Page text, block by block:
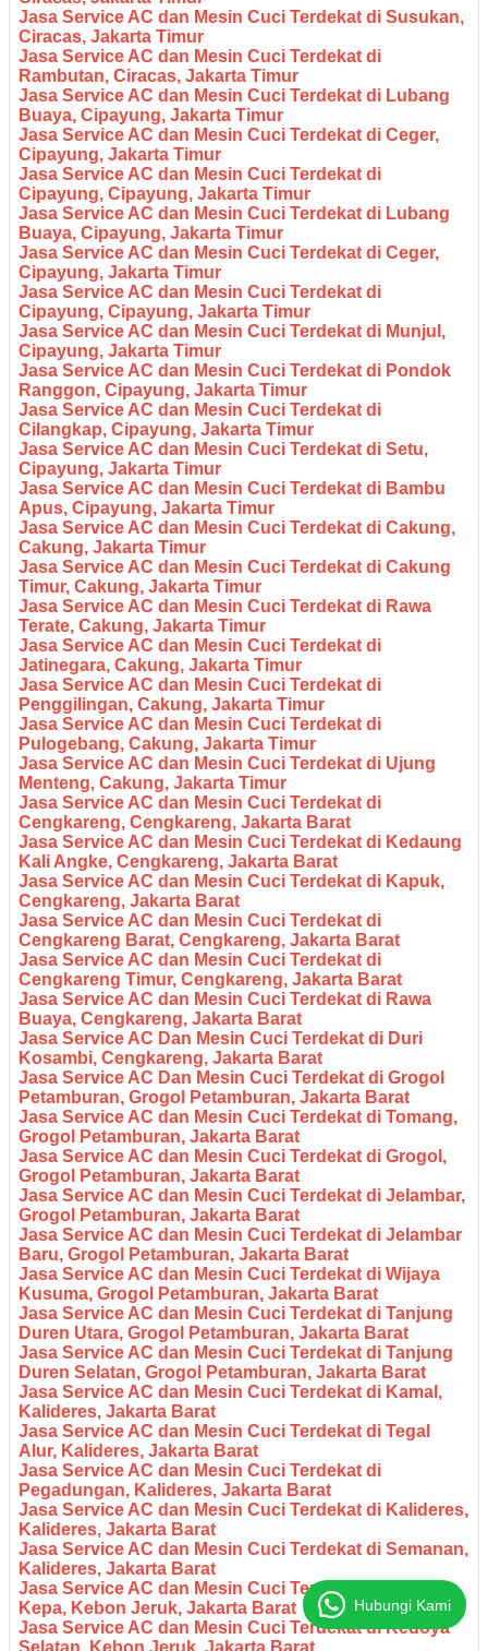
Jasa Service AC dan Mesin Cuci Terdekat di Susukan,
Ciracas, Jakarta Timur
Jasa Service AC dan Mesin Cuci Terdekat di
Rambutan, Ciracas, Jakarta Timur
Jasa Service AC dan Mesin Cuci Terdekat di Lubang
Buaya, Cipayung, Jakarta Timur
Jasa Service AC dan Mesin Cuci Terdekat di Ceger,
Cipayung, Jakarta Timur
Jasa Service AC dan Mesin Cuci Terdekat di
Cipayung, Cipayung, Jakarta Timur
Jasa Service AC dan Mesin Cuci Terdekat di Lubang
Buaya, Cipayung, Jakarta Timur
Jasa Service AC dan Mesin Cuci Terdekat di Ceger,
Cipayung, Jakarta Timur
Jasa Service AC dan Mesin Cuci Terdekat di
Cipayung, Cipayung, Jakarta Timur
Jasa Service AC dan Mesin Cuci Terdekat di Munjul,
Cipayung, Jakarta Timur
Jasa Service AC dan Mesin Cuci Terdekat di Pondok
Ranggon, Cipayung, Jakarta Timur
Jasa Service AC dan Mesin Cuci Terdekat di
Cilangkap, Cipayung, Jakarta Timur
Jasa Service AC dan Mesin Cuci Terdekat di Setu,
Cipayung, Jakarta Timur
Jasa Service AC dan Mesin Cuci Terdekat di Bambu
Apus, Cipayung, Jakarta Timur
Jasa Service AC dan Mesin Cuci Terdekat di Cakung,
Cakung, Jakarta Timur
Jasa Service AC dan Mesin Cuci Terdekat di Cakung
Timur, Cakung, Jakarta Timur
Jasa Service AC dan Mesin Cuci Terdekat di Rawa
Terate, Cakung, Jakarta Timur
Jasa Service AC dan Mesin Cuci Terdekat di
Jatinegara, Cakung, Jakarta Timur
Jasa Service AC dan Mesin Cuci Terdekat di
Penggilingan, Cakung, Jakarta Timur
Jasa Service AC dan Mesin Cuci Terdekat di
Pulogebang, Cakung, Jakarta Timur
Jasa Service AC dan Mesin Cuci Terdekat di Ujung
Menteng, Cakung, Jakarta Timur
Jasa Service AC dan Mesin Cuci Terdekat di
Cengkareng, Cengkareng, Jakarta Barat
Jasa Service AC dan Mesin Cuci Terdekat di Kedaung
Kali Angke, Cengkareng, Jakarta Barat
Jasa Service AC dan Mesin Cuci Terdekat di Kapuk,
Cengkareng, Jakarta Barat
Jasa Service AC dan Mesin Cuci Terdekat di
Cengkareng Barat, Cengkareng, Jakarta Barat
Jasa Service AC dan Mesin Cuci Terdekat di
Cengkareng Timur, Cengkareng, Jakarta Barat
Jasa Service AC dan Mesin Cuci Terdekat di Rawa
Buaya, Cengkareng, Jakarta Barat
Jasa Service AC Dan Mesin Cuci Terdekat di Duri
Kosambi, Cengkareng, Jakarta Barat
Jasa Service AC Dan Mesin Cuci Terdekat di Grogol
Petamburan, Grogol Petamburan, Jakarta Barat
Jasa Service AC dan Mesin Cuci Terdekat di Tomang,
Grogol Petamburan, Jakarta Barat
Jasa Service AC dan Mesin Cuci Terdekat di Grogol,
Grogol Petamburan, Jakarta Barat
Jasa Service AC dan Mesin Cuci Terdekat di Jelambar,
Grogol Petamburan, Jakarta Barat
Jasa Service AC dan Mesin Cuci Terdekat di Jelambar
Baru, Grogol Petamburan, Jakarta Barat
Jasa Service AC dan Mesin Cuci Terdekat di Wijaya
Kusuma, Grogol Petamburan, Jakarta Barat
Jasa Service AC dan Mesin Cuci Terdekat di Tanjung
Duren Utara, Grogol Petamburan, Jakarta Barat
Jasa Service AC dan Mesin Cuci Terdekat di Tanjung
Duren Selatan, Grogol Petamburan, Jakarta Barat
Jasa Service AC dan Mesin Cuci Terdekat di Kamal,
Kalideres, Jakarta Barat
Jasa Service AC dan Mesin Cuci Terdekat di Tegal
Alur, Kalideres, Jakarta Barat
Jasa Service AC dan Mesin Cuci Terdekat di
Pegadungan, Kalideres, Jakarta Barat
Jasa Service AC dan Mesin Cuci Terdekat di Kalideres,
Kalideres, Jakarta Barat
Jasa Service AC dan Mesin Cuci Terdekat di Semanan,
Kalideres, Jakarta Barat
Jasa Service AC dan Mesin Cuci Terdekat di Duri
Kepa, Kebon Jeruk, Jakarta Barat
Jasa Service AC dan Mesin Cuci Terdekat di Kedoya
Selatan, Kebon Jeruk, Jakarta Barat
Hubungi Kami